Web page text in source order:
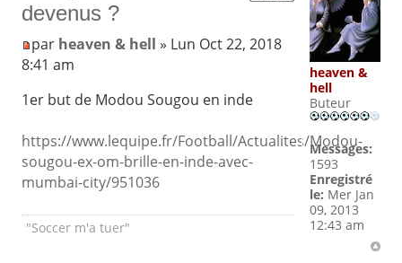
devenus ?
par heaven & hell » Lun Oct 22, 2018
8:41 am
1er but de Modou Sougou en inde
https://www.lequipe.fr/Football/Actualites/Modou-
sougou-ex-om-brille-en-inde-avec-
mumbai-city/951036
"Soccer m'a tuer"
heaven &
hell
Buteur
Messages:
1593
Enregistré
le: Mer Jan
09, 2013
12:43 am